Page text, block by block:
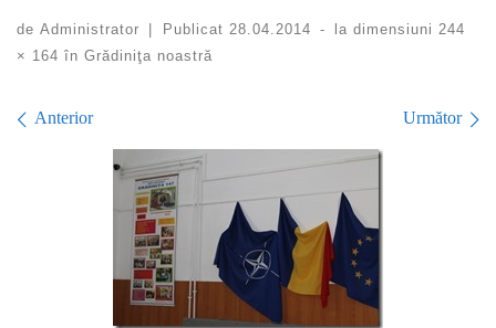
de Administrator | Publicat 28.04.2014 - la dimensiuni 244
× 164 în Grădiniţa noastră
Navigare în imagini
Anterior Următor